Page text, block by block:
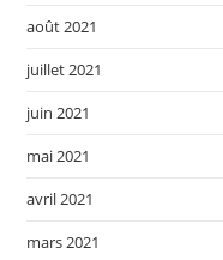
août 2021
juillet 2021
juin 2021
mai 2021
avril 2021
mars 2021